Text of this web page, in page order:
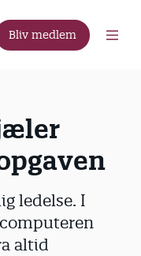
Bliv medlem
ledelse. I
altid